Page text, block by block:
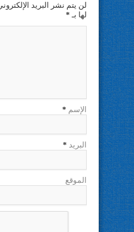
لن يتم نشر البريد
لها بـ *
الإسم *
البريد *
الموقع